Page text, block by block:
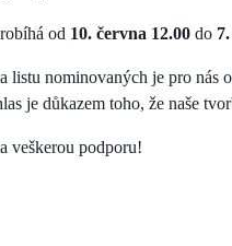
od 10. června 12.00 do
listu nominovaných je pro nás
je důkazem toho, že naše
veškerou podporu!